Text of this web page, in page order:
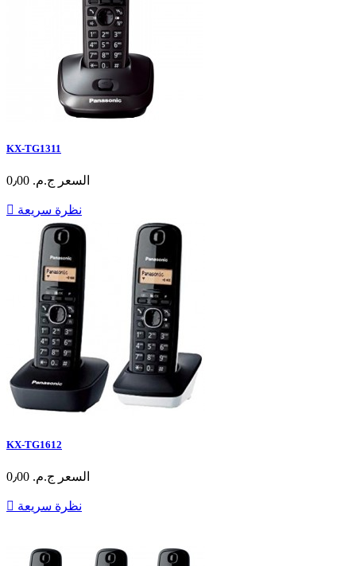
KX-TG1311
السعر ج.م.‏ 0٫00
 نظرة سريعة
KX-TG1612
السعر ج.م.‏ 0٫00
 نظرة سريعة